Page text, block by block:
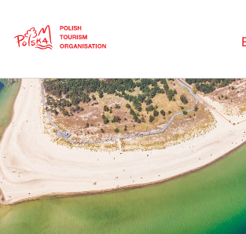
Polski English
Česká 中国
Dansk
Español Français
Italiano Magyar